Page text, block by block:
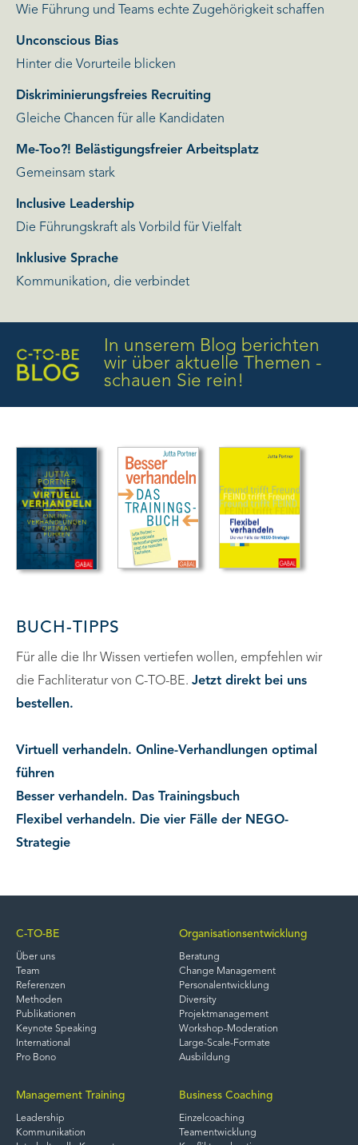
Wie Führung und Teams echte Zugehörigkeit schaffen
Unconscious Bias
Hinter die Vorurteile blicken
Diskriminierungsfreies Recruiting
Gleiche Chancen für alle Kandidaten
Me-Too?! Belästigungsfreier Arbeitsplatz
Gemeinsam stark
Inclusive Leadership
Die Führungskraft als Vorbild für Vielfalt
Inklusive Sprache
Kommunikation, die verbindet
In unserem Blog berichten
wir über aktuelle Themen -
schauen Sie rein!
BUCH-TIPPS
Für alle die Ihr Wissen vertiefen wollen, empfehlen wir
die Fachliteratur von C-TO-BE. Jetzt direkt bei uns
bestellen.
Virtuell verhandeln. Online-Verhandlungen optimal
führen
Besser verhandeln. Das Trainingsbuch
Flexibel verhandeln. Die vier Fälle der NEGO-
Strategie
C-TO-BE
Über uns
Team
Referenzen
Methoden
Publikationen
Keynote Speaking
International
Pro Bono
Organisationsentwicklung
Beratung
Change Management
Personalentwicklung
Diversity
Projektmanagement
Workshop-Moderation
Large-Scale-Formate
Ausbildung
Management Training
Leadership
Kommunikation
Business Coaching
Einzelcoaching
Teamentwicklung